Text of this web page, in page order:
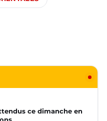
ce dimanche en